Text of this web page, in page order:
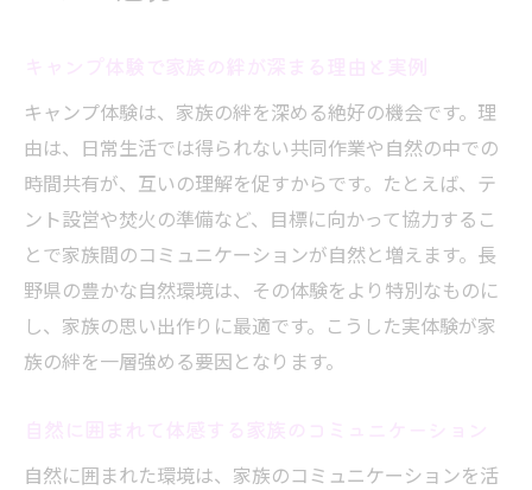
キャンプ体験は、家族の絆を深める絶好の機会です。理
由は、日常生活では得られない共同作業や自然の中での
時間共有が、互いの理解を促すからです。たとえば、テ
ント設営や焚火の準備など、目標に向かって協力するこ
とで家族間のコミュニケーションが自然と増えます。長
野県の豊かな自然環境は、その体験をより特別なものに
し、家族の思い出作りに最適です。こうした実体験が家
族の絆を一層強める要因となります。
自然に囲まれた環境は、家族のコミュニケーションを活